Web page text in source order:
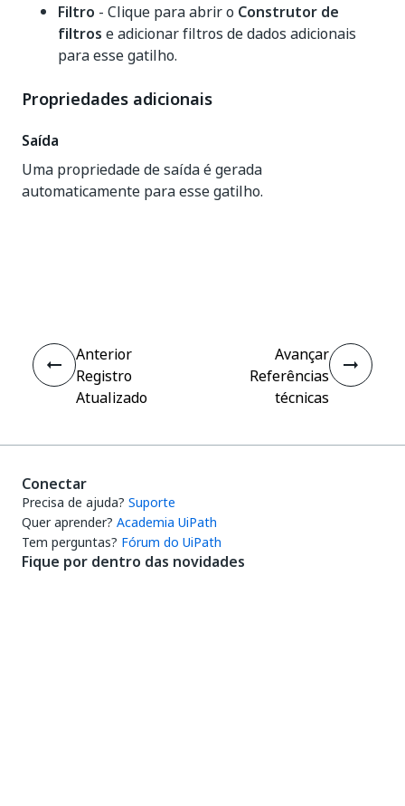
Filtro - Clique para abrir o Construtor de
filtros e adicionar filtros de dados adicionais
para esse gatilho.
Propriedades adicionais
Saída
Uma propriedade de saída é gerada
automaticamente para esse gatilho.
Anterior
Registro
Atualizado
Avançar
Referências
técnicas
Conectar
Precisa de ajuda? Suporte
Quer aprender? Academia UiPath
Tem perguntas? Fórum do UiPath
Fique por dentro das novidades